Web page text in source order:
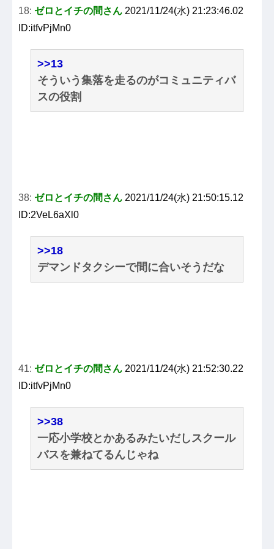
18: ゼロとイチの間さん 2021/11/24(水) 21:23:46.02
ID:itfvPjMn0
>>13
そういう集落を走るのがコミュニティバ
スの役割
38: ゼロとイチの間さん 2021/11/24(水) 21:50:15.12
ID:2VeL6aXl0
>>18
デマンドタクシーで間に合いそうだな
41: ゼロとイチの間さん 2021/11/24(水) 21:52:30.22
ID:itfvPjMn0
>>38
一応小学校とかあるみたいだしスクール
バスを兼ねてるんじゃね